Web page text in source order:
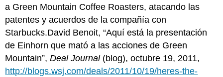
a Green Mountain Coffee Roasters, atacando las
patentes y acuerdos de la compañía con
Starbucks.David Benoit, “Aquí está la presentación
de Einhorn que mató a las acciones de Green
Mountain”,Deal Journal(blog), octubre 19, 2011,
http://blogs.wsj.com/deals/2011/10/19/heres-the-